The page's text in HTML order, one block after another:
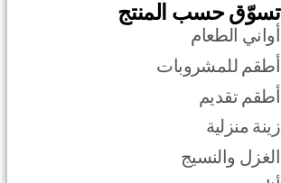
تسوّق حسب المنتج
أواني الطعام
أطقم للمشروبات
أطقم تقديم
زينة منزلية
الغزل والنسيج